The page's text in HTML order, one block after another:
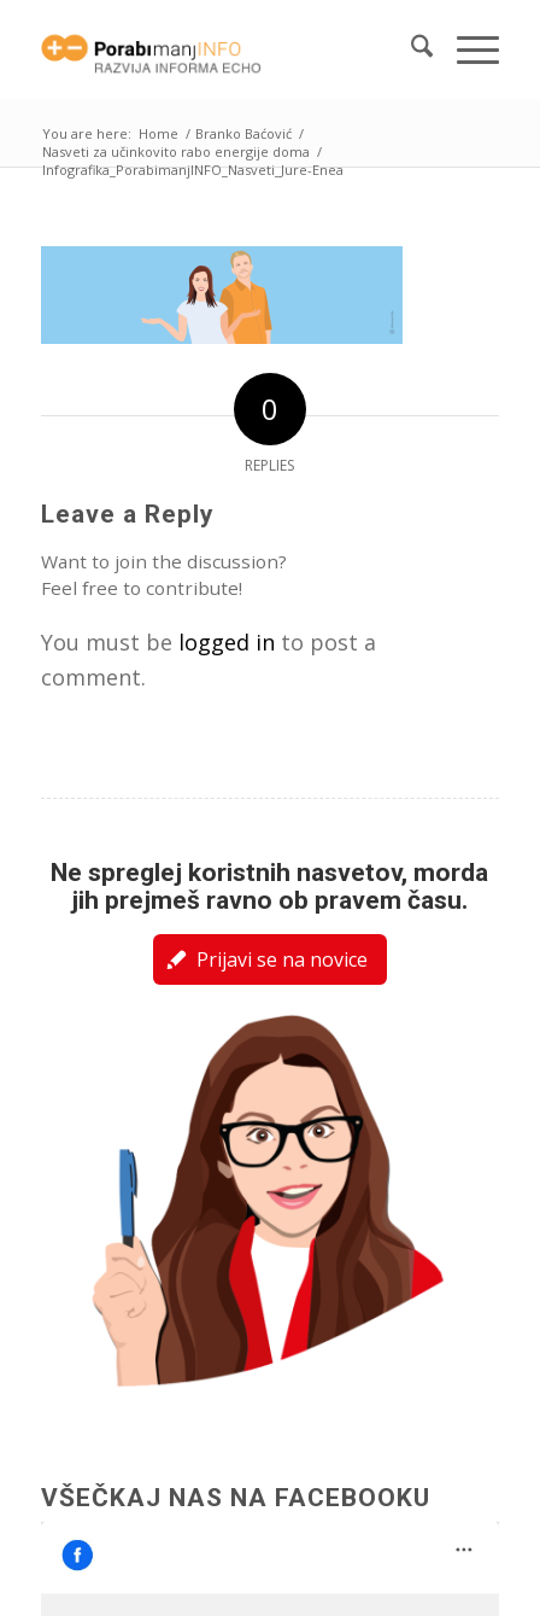
You are here: Home / Branko Baćović /
Nasveti za učinkovito rabo energije doma /
Infografika_PorabimanjINFO_Nasveti_Jure-Enea
0
REPLIES
Leave a Reply
Want to join the discussion?
Feel free to contribute!
You must be logged in to post a
comment.
Ne spreglej koristnih nasvetov, morda
jih prejmeš ravno ob pravem času.
Prijavi se na novice
VŠEČKAJ NAS NA FACEBOOKU